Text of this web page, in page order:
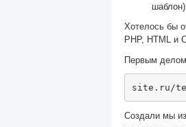
шаблон).
Хотелось бы
PHP, HTML и
Первым
site . ru/
Создали мы